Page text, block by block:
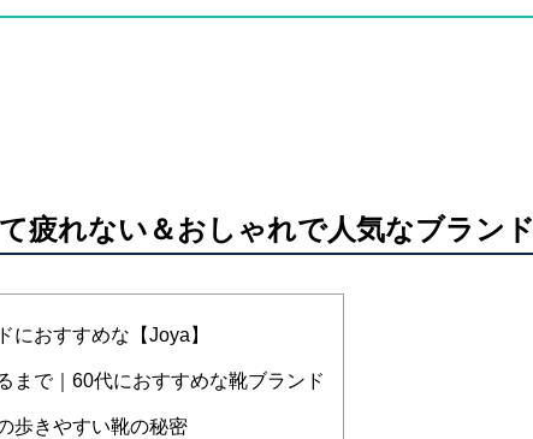
疲れない＆おしゃれで人気なブランド
におすすめな【Joya】
まで｜60代におすすめな靴ブランド
歩きやすい靴の秘密